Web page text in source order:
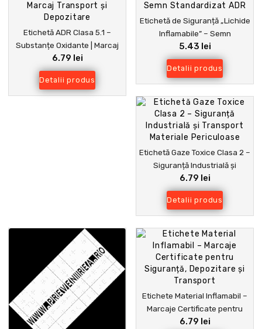
Etichetă ADR Clasa 5.1 –
Substanțe Oxidante | Marcaj
Transport și Depozitare
6.79 lei
Detalii produs
Etichetă de Siguranță „Lichide
Inflamabile” – Semn
Standardizat ADR
5.43 lei
Detalii produs
Etichetă Gaze Toxice Clasa 2 –
Siguranță Industrială și
Transport Materiale
Periculoase
6.79 lei
Detalii produs
Etichete Material Inflamabil –
Marcaje Certificate pentru
Siguranță, Depozitare și
6.79 lei